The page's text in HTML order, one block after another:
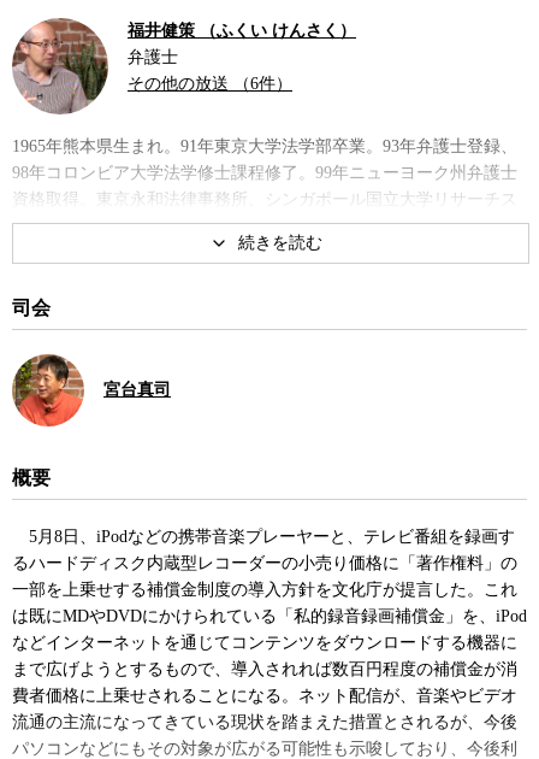
福井健策 （ふくい けんさく）
弁護士
その他の放送 （6件）
1965年熊本県生まれ。91年東京大学法学部卒業。93年弁護士登録、
98年コロンビア大学法学修士課程修了。99年ニューヨーク州弁護士
資格取得。東京永和法律事務所、シンガポール国立大学リサーチス
カラーなどを経て2003年骨董通り法律事務所を設立。10年より日本
大学芸術学部客員教授を兼務。著書に『誰が「知」を独占するの
著書
誰が「知」を独占するのか・デ
ジタルアーカイブ戦争
「ネットの自由」vs.著作権:
TPPは、終わりの始まりなのか
司会
宮台真司
概要
5月8日、iPodなどの携帯音楽プレーヤーと、テレビ番組を録画す
るハードディスク内蔵型レコーダーの小売り価格に「著作権料」の
一部を上乗せする補償金制度の導入方針を文化庁が提言した。これ
は既にMDやDVDにかけられている「私的録音録画補償金」を、iPod
などインターネットを通じてコンテンツをダウンロードする機器に
まで広げようとするもので、導入されれば数百円程度の補償金が消
費者価格に上乗せされることになる。ネット配信が、音楽やビデオ
流通の主流になってきている現状を踏まえた措置とされるが、今後
パソコンなどにもその対象が広がる可能性も示唆しており、今後利